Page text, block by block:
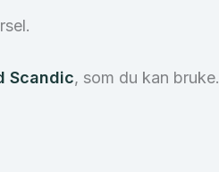
Scandic, som du kan bruke.